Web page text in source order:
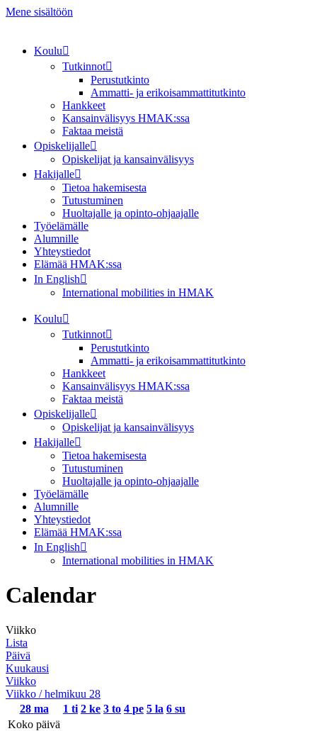
Mene sisältöön
Koulu
Tutkinnot
Perustutkinto
Ammatti- ja erikoisammattitutkinto
Hankkeet
Kansainvälisyys HMAK:ssa
Faktaa meistä
Opiskelijalle
Opiskelijat ja kansainvälisyys
Hakijalle
Tietoa hakemisesta
Tutustuminen
Huoltajalle ja opinto-ohjaajalle
Työelämälle
Alumnille
Yhteystiedot
Elämää HMAK:ssa
In English
International mobilities in HMAK
Koulu
Tutkinnot
Perustutkinto
Ammatti- ja erikoisammattitutkinto
Hankkeet
Kansainvälisyys HMAK:ssa
Faktaa meistä
Opiskelijalle
Opiskelijat ja kansainvälisyys
Hakijalle
Tietoa hakemisesta
Tutustuminen
Huoltajalle ja opinto-ohjaajalle
Työelämälle
Alumnille
Yhteystiedot
Elämää HMAK:ssa
In English
International mobilities in HMAK
Calendar
Viikko
Lista
Päivä
Kuukausi
Viikko
Viikko / helmikuu 28
28 ma 1 ti 2 ke 3 to 4 pe 5 la 6 su
Koko päivä